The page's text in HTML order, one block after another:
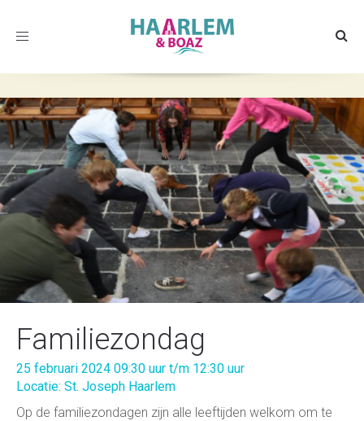
Toggle
Familiezondag
25 februari 2024 09:30 uur t/m 12:30 uur
Locatie: St. Joseph Haarlem
Op de familiezondagen zijn alle leeftijden welkom om te